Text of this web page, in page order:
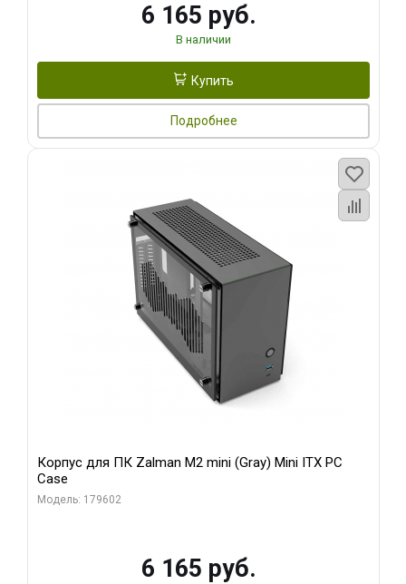
6 165 руб.
В наличии
Купить
Подробнее
Корпус для ПК Zalman M2 mini (Gray) Mini ITX PC
Case
Модель: 179602
6 165 руб.